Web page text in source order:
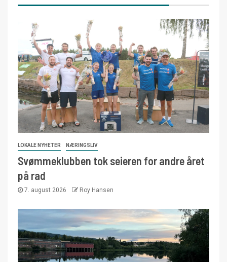
LOKALE NYHETER NÆRINGSLIV
Svømmeklubben tok seieren for andre året
på rad
7. august 2026 Roy Hansen